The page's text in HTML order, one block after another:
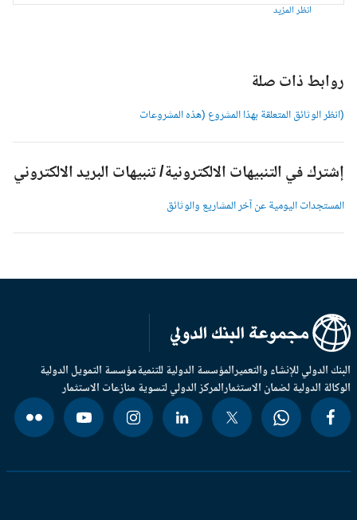
انظر المزيد
روابط ذات صلة
(انظر الوثائق المتعلقة بهذا المشروع (هذه المشروعات
إشترك في التنبيهات الالكترونية/ تنبيهات البريد الالكتروني
المستجدات اليومية عن آخر المشاريع والوثائق
الدولي للإنشاء والتعميرالمؤسسة الدولية للتنميةمؤسسة التمويل الدولية
الدولية لضمان الاستثمارالمركز الدولي لتسوية منازعات الاستثمار